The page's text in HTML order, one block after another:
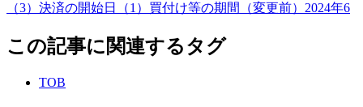
（3）決済の開始日（1）買付け等の期間（変更前）2024年6
この記事に関連するタグ
TOB